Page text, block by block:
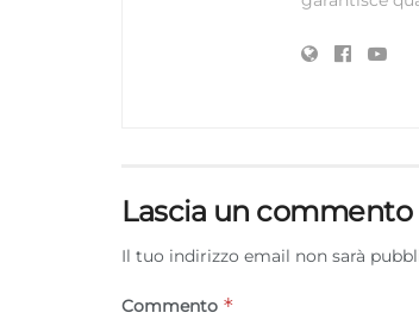
Lascia un commento
Il tuo indirizzo email non sarà
Commento *